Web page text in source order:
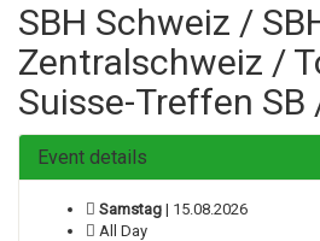
SBH Schweiz /
Zentralschweiz /
Suisse-Treffen SB
Event details
Samstag | 15.08.2026
All Day